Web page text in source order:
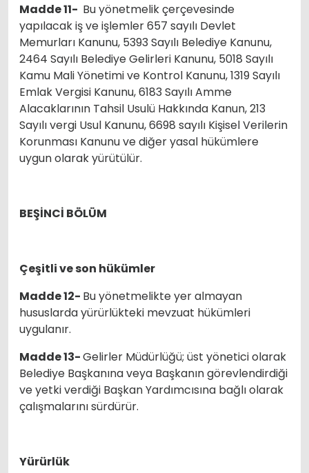
Madde 11- Bu yönetmelik çerçevesinde
yapılacak iş ve işlemler 657 sayılı Devlet
Memurları Kanunu, 5393 Sayılı Belediye Kanunu,
2464 Sayılı Belediye Gelirleri Kanunu, 5018 Sayılı
Kamu Mali Yönetimi ve Kontrol Kanunu, 1319 Sayılı
Emlak Vergisi Kanunu, 6183 Sayılı Amme
Alacaklarının Tahsil Usulü Hakkında Kanun, 213
Sayılı vergi Usul Kanunu, 6698 sayılı Kişisel Verilerin
Korunması Kanunu ve diğer yasal hükümlere
uygun olarak yürütülür.
BEŞİNCİ BÖLÜM
Çeşitli ve son hükümler
Madde 12- Bu yönetmelikte yer almayan
hususlarda yürürlükteki mevzuat hükümleri
uygulanır.
Madde 13-Gelirler Müdürlüğü; üst yönetici olarak
Belediye Başkanına veya Başkanın görevlendirdiği
ve yetki verdiği Başkan Yardımcısına bağlı olarak
çalışmalarını sürdürür.
Yürürlük